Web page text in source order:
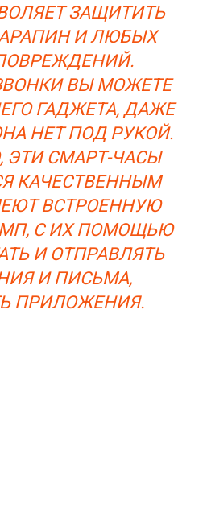
ЗАЩИТИТЬ
И ЛЮБЫХ
ВЫ МОЖЕТЕ
ГАДЖЕТА, ДАЖЕ
НЕТ ПОД РУКОЙ.
ЭТИ СМАРТ-ЧАСЫ
КАЧЕСТВЕННЫМ
ВСТРОЕННУЮ
МП, С ИХ ПОМОЩЬЮ
И ОТПРАВЛЯТЬ
И ПИСЬМА,
ПРИЛОЖЕНИЯ.